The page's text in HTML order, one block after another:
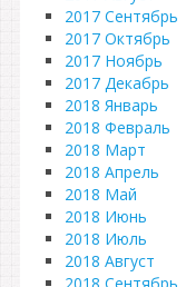
2017 Сентябрь
2017 Октябрь
2017 Ноябрь
2017 Декабрь
2018 Январь
2018 Февраль
2018 Март
2018 Апрель
2018 Май
2018 Июнь
2018 Июль
2018 Август